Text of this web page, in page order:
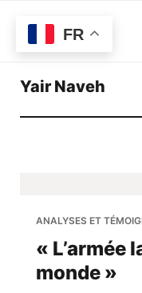
Yair Naveh
ANALYSES ET
« L’armée
monde »
FR